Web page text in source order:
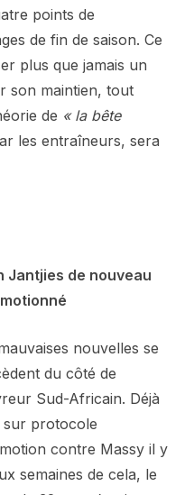
points de
de fin de saison. Ce
plus que jamais un
son maintien, tout
de « la bête
les entraîneurs, sera
Jantjies de nouveau
nouvelles se
du côté de
Sud-Africain. Déjà
sur protocole
contre Massy il y
semaines de cela, le